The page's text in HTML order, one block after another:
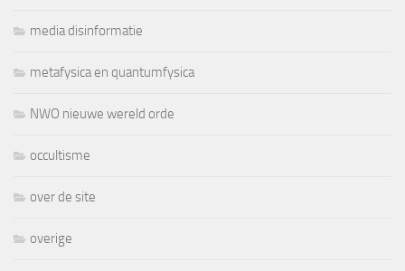
media disinformatie
metafysica en quantumfysica
NWO nieuwe wereld orde
occultisme
over de site
overige